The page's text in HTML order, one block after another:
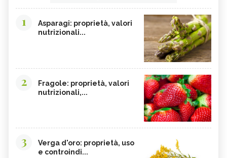
1
Asparagi: proprietà, valori
nutrizionali...
2
Fragole: proprietà, valori
nutrizionali,...
3
Verga d'oro: proprietà, uso
e controindi...